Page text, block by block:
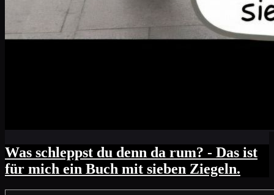
Was schleppst du denn da rum? - Das ist
für mich ein Buch mit sieben Ziegeln.